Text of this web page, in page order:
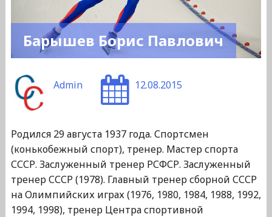
Барышев Борис Павлович
Admin 12.08.2015
Родился 29 августа 1937 года. Спортсмен
(конькобежный спорт), тренер. Мастер спорта
СССР. Заслуженный тренер РСФСР. Заслуженный
тренер СССР (1978). Главный тренер сборной СССР
на Олимпийских играх (1976, 1980, 1984, 1988, 1992,
1994, 1998), тренер Центра спортивной